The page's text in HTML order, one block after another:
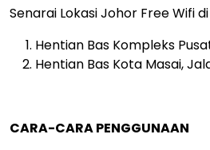
Senarai Lokasi Johor Free Wifi
Hentian Bas Kompleks
Hentian Bas Kota Masai,
CARA-CARA PENGGUNAAN